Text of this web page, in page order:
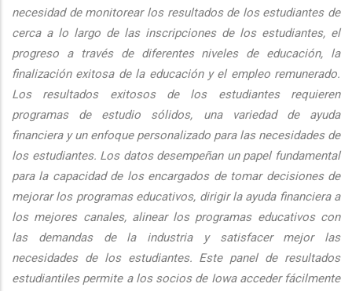
necesidad de monitorear los resultados de los estudiantes de
cerca a lo largo de las inscripciones de los estudiantes, el
progreso a través de diferentes niveles de educación, la
finalización exitosa de la educación y el empleo remunerado.
Los resultados exitosos de los estudiantes requieren
programas de estudio sólidos, una variedad de ayuda
financiera y un enfoque personalizado para las necesidades de
los estudiantes. Los datos desempeñan un papel fundamental
para la capacidad de los encargados de tomar decisiones de
mejorar los programas educativos, dirigir la ayuda financiera a
los mejores canales, alinear los programas educativos con
las demandas de la industria y satisfacer mejor las
necesidades de los estudiantes. Este panel de resultados
estudiantiles permite a los socios de Iowa acceder fácilmente